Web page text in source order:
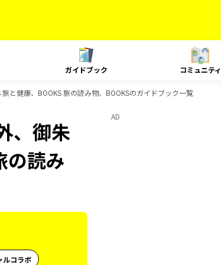
ガイドブック コミュニティ
と健康、BOOKS 旅の読み物、BOOKSのガイドブック一覧
、御朱
の読み
ルコラボ
AD